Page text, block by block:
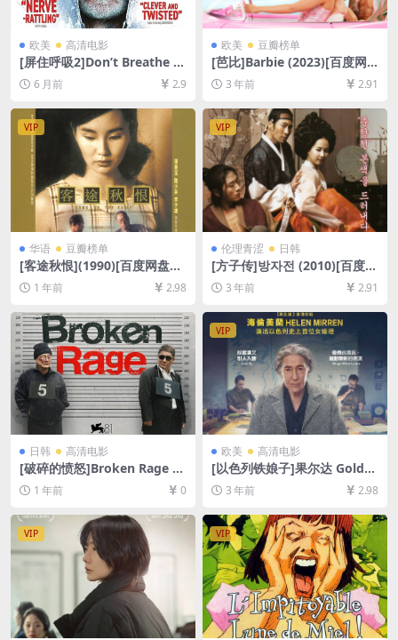
欧美 高清电影
[屏住呼吸2]Don’t Breathe 2
(2021)[百度网盘+夸克网盘10
80P超清未删减资源][网盘在
线播放/下载][MP4/6.4GB][中
英字幕]
6 月前 2.9
欧美 豆瓣榜单
[芭比]Barbie (2023)[百度网
盘+夸克网盘1080P超清未删
减资源][网盘在线播放/下载]
[MP4/7.2GB][中英字幕]
3 年前 2.91
VIP
华语 豆瓣榜单
[客途秋恨](1990)[百度网盘
+夸克网盘1080P超清未删减
资源][网盘在线播放/下载][MP
1 年前 2.98
VIP
伦理青涩 日韩
[方子传]방자전 (2010)[百度网
盘+迅雷云盘资源1080P超清
未删减][MP4/7GB][韩语中字]
3 年前 2.91
日韩 高清电影
[破碎的愤怒]Broken Rage (2
024)[百度网盘+夸克网盘1080
P超清未删减资源][网盘在线播
放/下载][MP4/4.8GB][中文字
幕]
1 年前 0
VIP
欧美 高清电影
[以色列铁娘子]果尔达 Golda
(2023)[百度网盘+夸克网盘10
80P超清未删减资源][网盘在
线播放/下载][MP4/5.7GB][中
英字幕]
3 年前 2.98
VIP VIP